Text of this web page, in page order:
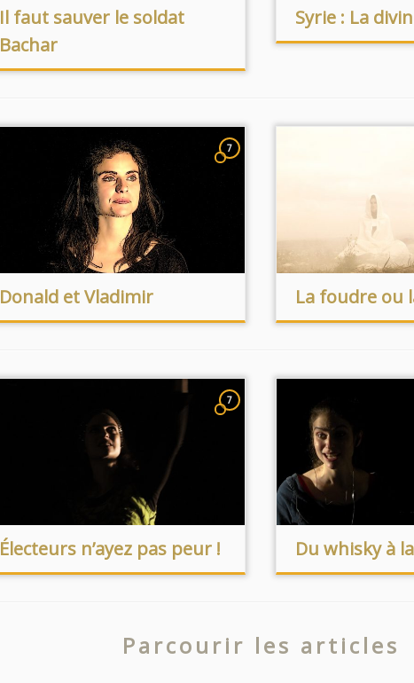
Il faut sauver le soldat
Bachar
Syrie : La
7
Donald et Vladimir La foudre ou
7
Électeurs n’ayez pas peur ! Du whisky à
Parcourir les articles